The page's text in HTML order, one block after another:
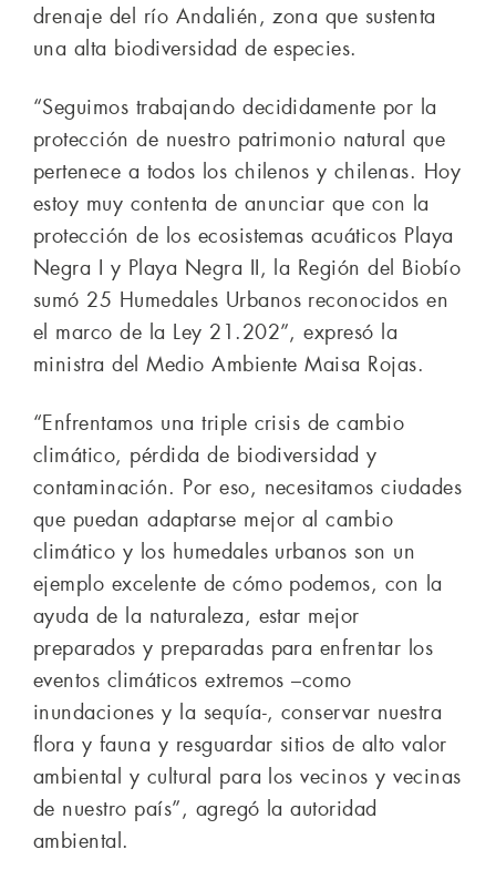
drenaje del río Andalién, zona que sustenta
una alta biodiversidad de especies.
“Seguimos trabajando decididamente por la
protección de nuestro patrimonio natural que
pertenece a todos los chilenos y chilenas. Hoy
estoy muy contenta de anunciar que con la
protección de los ecosistemas acuáticos Playa
Negra I y Playa Negra II, la Región del Biobío
sumó 25 Humedales Urbanos reconocidos en
el marco de la Ley 21.202”, expresó la
ministra del Medio Ambiente Maisa Rojas.
“Enfrentamos una triple crisis de cambio
climático, pérdida de biodiversidad y
contaminación. Por eso, necesitamos ciudades
que puedan adaptarse mejor al cambio
climático y los humedales urbanos son un
ejemplo excelente de cómo podemos, con la
ayuda de la naturaleza, estar mejor
preparados y preparadas para enfrentar los
eventos climáticos extremos –como
inundaciones y la sequía-, conservar nuestra
flora y fauna y resguardar sitios de alto valor
ambiental y cultural para los vecinos y vecinas
de nuestro país”, agregó la autoridad
ambiental.